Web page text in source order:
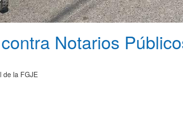
Notarios
de la FGJE